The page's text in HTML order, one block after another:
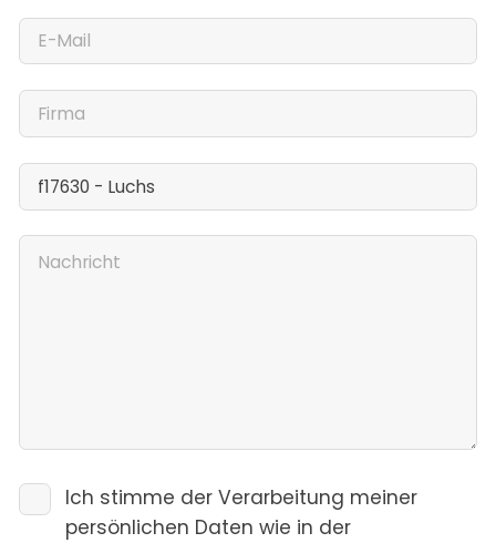
Ich stimme der Verarbeitung meiner
persönlichen Daten wie in der